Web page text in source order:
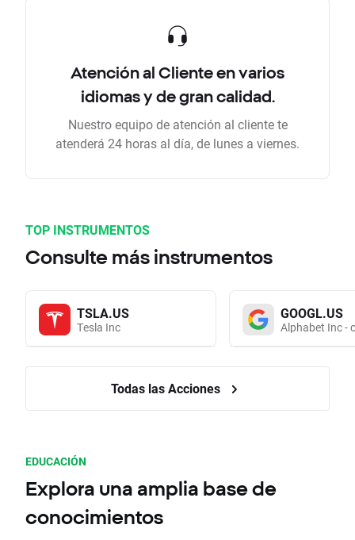
Atención al Cliente en varios
idiomas y de gran calidad.
Nuestro equipo de atención al cliente te
atenderá 24 horas al día, de lunes a viernes.
TOP INSTRUMENTOS
Consulte más instrumentos
TSLA.US
Tesla Inc
GOOGL.US
Alphabet Inc -
Todas las Acciones
EDUCACIÓN
Explora una amplia base de
conocimientos